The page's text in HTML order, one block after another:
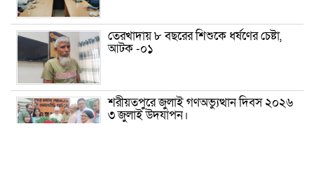
তেরখাদায় ৮ বছরের শিশুকে ধর্ষণের চেষ্টা,
আটক -০১
শরীয়তপুরে জুলাই গণঅভ্যুত্থান দিবস ২০২৬
৩ জুলাই উদযাপন।